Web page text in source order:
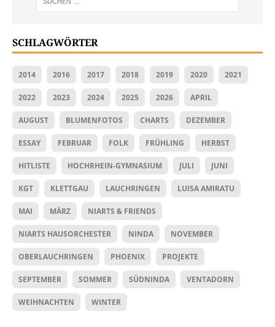
SCHLAGWÖRTER
2014 2016 2017 2018 2019 2020 2021
2022 2023 2024 2025 2026 APRIL
AUGUST BLUMENFOTOS CHARTS DEZEMBER
ESSAY FEBRUAR FOLK FRÜHLING HERBST
HITLISTE HOCHRHEIN-GYMNASIUM JULI JUNI
KGT KLETTGAU LAUCHRINGEN LUISA AMIRATU
MAI MÄRZ NIARTS & FRIENDS
NIARTS HAUSORCHESTER NINDA NOVEMBER
OBERLAUCHRINGEN PHOENIX PROJEKTE
SEPTEMBER SOMMER SÜDNINDA VENTADORN
WEIHNACHTEN WINTER